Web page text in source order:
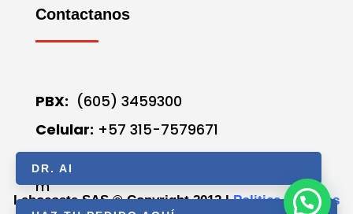
Contactanos
PBX: (605) 3459300
Celular: +57 315-7579671
Correo
electrónico:
m
Labocosta SAS © Copyright 2012 lPolitica de Datos
DR. AI